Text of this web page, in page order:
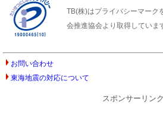
TB(株)はプライバシーマーク
会推進協会より取得していま
お問い合わせ
東海地震の対応について
スポンサーリンク